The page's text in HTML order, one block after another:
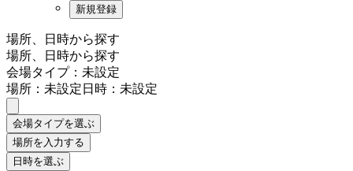
新規登録
場所、日時から探す
場所、日時から探す
会場タイプ：未設定
場所：未設定日時：未設定
会場タイプを選ぶ
場所を入力する
日時を選ぶ